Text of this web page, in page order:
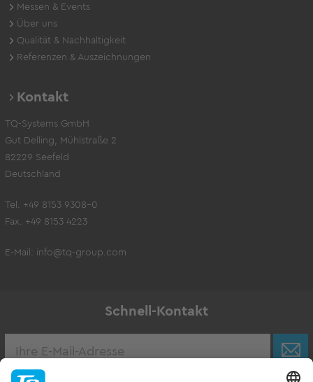
Messen & Events
Über uns
Qualität & Nachhaltigkeit
Referenzen & Auszeichnungen
Kontakt
TQ-Systems GmbH
Gut Delling, Mühlstraße 2
82229 Seefeld
Deutschland
Tel. +49 8153 9308-0
Fax. +49 8153 4223
E-Mail: info@tq-group.com
Schnell-Kontakt